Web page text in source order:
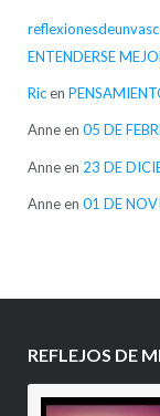
ENTENDERSE
Ricen
Anneen 05 DE
Anneen 23 DE
Anneen 01 DE
REFLEJOS DE